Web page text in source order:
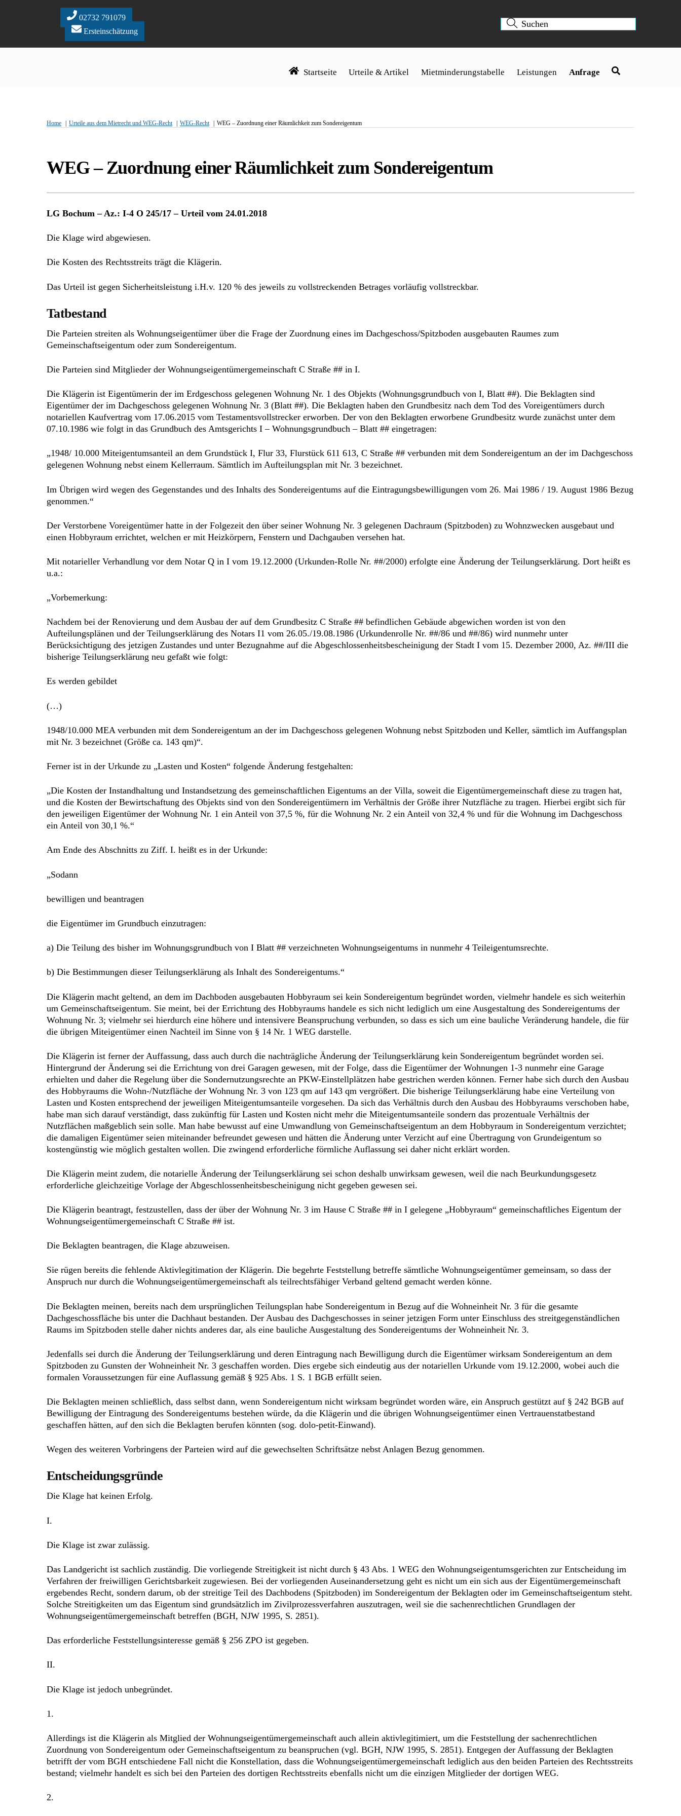
02732 791079
Ersteinschätzung
Startseite Urteile & Artikel Mietminderungstabelle Leistungen Anfrage
Home Urteile aus dem Mietrecht und WEG-Recht WEG-Recht WEG – Zuordnung einer Räumlichkeit zum Sondereigentum
WEG – Zuordnung einer Räumlichkeit zum Sondereigentum
LG Bochum – Az.: I-4 O 245/17 – Urteil vom 24.01.2018
Die Klage wird abgewiesen.
Die Kosten des Rechtsstreits trägt die Klägerin.
Das Urteil ist gegen Sicherheitsleistung i.H.v. 120 % des jeweils zu vollstreckenden Betrages vorläufig vollstreckbar.
Tatbestand
Die Parteien streiten als Wohnungseigentümer über die Frage der Zuordnung eines im Dachgeschoss/Spitzboden ausgebauten Raumes zum
Gemeinschaftseigentum oder zum Sondereigentum.
Die Parteien sind Mitglieder der Wohnungseigentümergemeinschaft C Straße ## in I.
Die Klägerin ist Eigentümerin der im Erdgeschoss gelegenen Wohnung Nr. 1 des Objekts (Wohnungsgrundbuch von I, Blatt ##). Die Beklagten sind
Eigentümer der im Dachgeschoss gelegenen Wohnung Nr. 3 (Blatt ##). Die Beklagten haben den Grundbesitz nach dem Tod des Voreigentümers durch
notariellen Kaufvertrag vom 17.06.2015 vom Testamentsvollstrecker erworben. Der von den Beklagten erworbene Grundbesitz wurde zunächst unter dem
07.10.1986 wie folgt in das Grundbuch des Amtsgerichts I – Wohnungsgrundbuch – Blatt ## eingetragen:
„1948/ 10.000 Miteigentumsanteil an dem Grundstück I, Flur 33, Flurstück 611 613, C Straße ## verbunden mit dem Sondereigentum an der im Dachgeschoss
gelegenen Wohnung nebst einem Kellerraum. Sämtlich im Aufteilungsplan mit Nr. 3 bezeichnet.
Im Übrigen wird wegen des Gegenstandes und des Inhalts des Sondereigentums auf die Eintragungsbewilligungen vom 26. Mai 1986 / 19. August 1986 Bezug
genommen.“
Der Verstorbene Voreigentümer hatte in der Folgezeit den über seiner Wohnung Nr. 3 gelegenen Dachraum (Spitzboden) zu Wohnzwecken ausgebaut und
einen Hobbyraum errichtet, welchen er mit Heizkörpern, Fenstern und Dachgauben versehen hat.
Mit notarieller Verhandlung vor dem Notar Q in I vom 19.12.2000 (Urkunden-Rolle Nr. ##/2000) erfolgte eine Änderung der Teilungserklärung. Dort heißt es
u.a.:
„Vorbemerkung:
Nachdem bei der Renovierung und dem Ausbau der auf dem Grundbesitz C Straße ## befindlichen Gebäude abgewichen worden ist von den
Aufteilungsplänen und der Teilungserklärung des Notars I1 vom 26.05./19.08.1986 (Urkundenrolle Nr. ##/86 und ##/86) wird nunmehr unter
Berücksichtigung des jetzigen Zustandes und unter Bezugnahme auf die Abgeschlossenheitsbescheinigung der Stadt I vom 15. Dezember 2000, Az. ##/III die
bisherige Teilungserklärung neu gefaßt wie folgt:
Es werden gebildet
(…)
1948/10.000 MEA verbunden mit dem Sondereigentum an der im Dachgeschoss gelegenen Wohnung nebst Spitzboden und Keller, sämtlich im Auffangsplan
mit Nr. 3 bezeichnet (Größe ca. 143 qm)“.
Ferner ist in der Urkunde zu „Lasten und Kosten“ folgende Änderung festgehalten:
„Die Kosten der Instandhaltung und Instandsetzung des gemeinschaftlichen Eigentums an der Villa, soweit die Eigentümergemeinschaft diese zu tragen hat,
und die Kosten der Bewirtschaftung des Objekts sind von den Sondereigentümern im Verhältnis der Größe ihrer Nutzfläche zu tragen. Hierbei ergibt sich für
den jeweiligen Eigentümer der Wohnung Nr. 1 ein Anteil von 37,5 %, für die Wohnung Nr. 2 ein Anteil von 32,4 % und für die Wohnung im Dachgeschoss
ein Anteil von 30,1 %.“
Am Ende des Abschnitts zu Ziff. I. heißt es in der Urkunde:
„Sodann
bewilligen und beantragen
die Eigentümer im Grundbuch einzutragen:
a) Die Teilung des bisher im Wohnungsgrundbuch von I Blatt ## verzeichneten Wohnungseigentums in nunmehr 4 Teileigentumsrechte.
b) Die Bestimmungen dieser Teilungserklärung als Inhalt des Sondereigentums.“
Die Klägerin macht geltend, an dem im Dachboden ausgebauten Hobbyraum sei kein Sondereigentum begründet worden, vielmehr handele es sich weiterhin
um Gemeinschaftseigentum. Sie meint, bei der Errichtung des Hobbyraums handele es sich nicht lediglich um eine Ausgestaltung des Sondereigentums der
Wohnung Nr. 3; vielmehr sei hierdurch eine höhere und intensivere Beanspruchung verbunden, so dass es sich um eine bauliche Veränderung handele, die für
die übrigen Miteigentümer einen Nachteil im Sinne von § 14 Nr. 1 WEG darstelle.
Die Klägerin ist ferner der Auffassung, dass auch durch die nachträgliche Änderung der Teilungserklärung kein Sondereigentum begründet worden sei.
Hintergrund der Änderung sei die Errichtung von drei Garagen gewesen, mit der Folge, dass die Eigentümer der Wohnungen 1-3 nunmehr eine Garage
erhielten und daher die Regelung über die Sondernutzungsrechte an PKW-Einstellplätzen habe gestrichen werden können. Ferner habe sich durch den Ausbau
des Hobbyraums die Wohn-/Nutzfläche der Wohnung Nr. 3 von 123 qm auf 143 qm vergrößert. Die bisherige Teilungserklärung habe eine Verteilung von
Lasten und Kosten entsprechend der jeweiligen Miteigentumsanteile vorgesehen. Da sich das Verhältnis durch den Ausbau des Hobbyraums verschoben habe,
habe man sich darauf verständigt, dass zukünftig für Lasten und Kosten nicht mehr die Miteigentumsanteile sondern das prozentuale Verhältnis der
Nutzflächen maßgeblich sein solle. Man habe bewusst auf eine Umwandlung von Gemeinschaftseigentum an dem Hobbyraum in Sondereigentum verzichtet;
die damaligen Eigentümer seien miteinander befreundet gewesen und hätten die Änderung unter Verzicht auf eine Übertragung von Grundeigentum so
kostengünstig wie möglich gestalten wollen. Die zwingend erforderliche förmliche Auflassung sei daher nicht erklärt worden.
Die Klägerin meint zudem, die notarielle Änderung der Teilungserklärung sei schon deshalb unwirksam gewesen, weil die nach Beurkundungsgesetz
erforderliche gleichzeitige Vorlage der Abgeschlossenheitsbescheinigung nicht gegeben gewesen sei.
Die Klägerin beantragt, festzustellen, dass der über der Wohnung Nr. 3 im Hause C Straße ## in I gelegene „Hobbyraum“ gemeinschaftliches Eigentum der
Wohnungseigentümergemeinschaft C Straße ## ist.
Die Beklagten beantragen, die Klage abzuweisen.
Sie rügen bereits die fehlende Aktivlegitimation der Klägerin. Die begehrte Feststellung betreffe sämtliche Wohnungseigentümer gemeinsam, so dass der
Anspruch nur durch die Wohnungseigentümergemeinschaft als teilrechtsfähiger Verband geltend gemacht werden könne.
Die Beklagten meinen, bereits nach dem ursprünglichen Teilungsplan habe Sondereigentum in Bezug auf die Wohneinheit Nr. 3 für die gesamte
Dachgeschossfläche bis unter die Dachhaut bestanden. Der Ausbau des Dachgeschosses in seiner jetzigen Form unter Einschluss des streitgegenständlichen
Raums im Spitzboden stelle daher nichts anderes dar, als eine bauliche Ausgestaltung des Sondereigentums der Wohneinheit Nr. 3.
Jedenfalls sei durch die Änderung der Teilungserklärung und deren Eintragung nach Bewilligung durch die Eigentümer wirksam Sondereigentum an dem
Spitzboden zu Gunsten der Wohneinheit Nr. 3 geschaffen worden. Dies ergebe sich eindeutig aus der notariellen Urkunde vom 19.12.2000, wobei auch die
formalen Voraussetzungen für eine Auflassung gemäß § 925 Abs. 1 S. 1 BGB erfüllt seien.
Die Beklagten meinen schließlich, dass selbst dann, wenn Sondereigentum nicht wirksam begründet worden wäre, ein Anspruch gestützt auf § 242 BGB auf
Bewilligung der Eintragung des Sondereigentums bestehen würde, da die Klägerin und die übrigen Wohnungseigentümer einen Vertrauenstatbestand
geschaffen hätten, auf den sich die Beklagten berufen könnten (sog. dolo-petit-Einwand).
Wegen des weiteren Vorbringens der Parteien wird auf die gewechselten Schriftsätze nebst Anlagen Bezug genommen.
Entscheidungsgründe
Die Klage hat keinen Erfolg.
I.
Die Klage ist zwar zulässig.
Das Landgericht ist sachlich zuständig. Die vorliegende Streitigkeit ist nicht durch § 43 Abs. 1 WEG den Wohnungseigentumsgerichten zur Entscheidung im
Verfahren der freiwilligen Gerichtsbarkeit zugewiesen. Bei der vorliegenden Auseinandersetzung geht es nicht um ein sich aus der Eigentümergemeinschaft
ergebendes Recht, sondern darum, ob der streitige Teil des Dachbodens (Spitzboden) im Sondereigentum der Beklagten oder im Gemeinschaftseigentum steht.
Solche Streitigkeiten um das Eigentum sind grundsätzlich im Zivilprozessverfahren auszutragen, weil sie die sachenrechtlichen Grundlagen der
Wohnungseigentümergemeinschaft betreffen (BGH, NJW 1995, S. 2851).
Das erforderliche Feststellungsinteresse gemäß § 256 ZPO ist gegeben.
II.
Die Klage ist jedoch unbegründet.
1.
Allerdings ist die Klägerin als Mitglied der Wohnungseigentümergemeinschaft auch allein aktivlegitimiert, um die Feststellung der sachenrechtlichen
Zuordnung von Sondereigentum oder Gemeinschaftseigentum zu beanspruchen (vgl. BGH, NJW 1995, S. 2851). Entgegen der Auffassung der Beklagten
betrifft der vom BGH entschiedene Fall nicht die Konstellation, dass die Wohnungseigentümergemeinschaft lediglich aus den beiden Parteien des Rechtsstreits
bestand; vielmehr handelt es sich bei den Parteien des dortigen Rechtsstreits ebenfalls nicht um die einzigen Mitglieder der dortigen WEG.
2.